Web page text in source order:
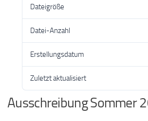
Dateigröße
Datei-Anzahl
Erstellungsdatum
Zuletzt aktualisiert
Ausschreibung Sommer